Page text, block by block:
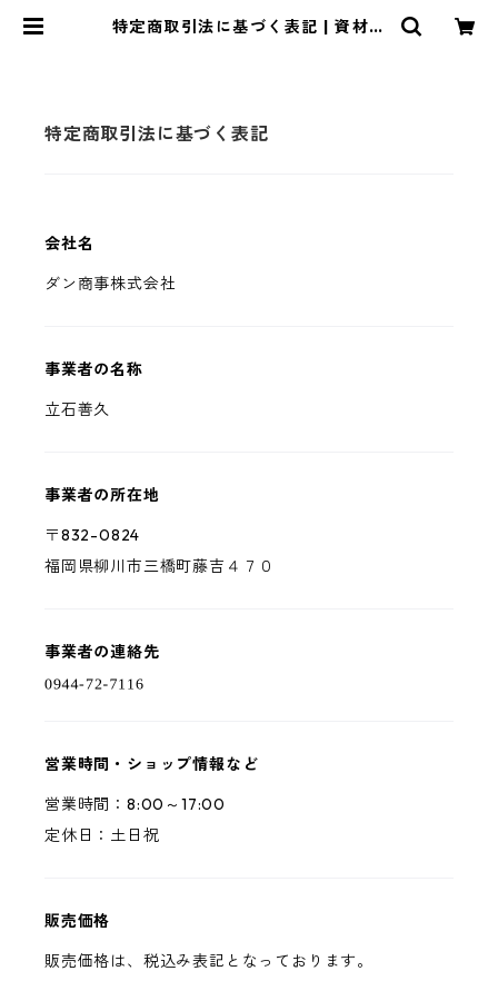
特定商取引法に基づく表記 | 資材屋
特定商取引法に基づく表記
会社名
ダン商事株式会社
事業者の名称
立石善久
事業者の所在地
〒832-0824
福岡県柳川市三橋町藤吉４７０
事業者の連絡先
営業時間・ショップ情報など
営業時間：8:00～17:00
定休日：土日祝
販売価格
販売価格は、税込み表記となっております。